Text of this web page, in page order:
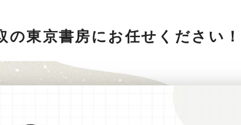
の東京書房にお任せください！